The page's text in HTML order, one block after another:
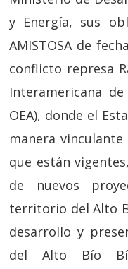
y Energía, sus
AMISTOSA de
conflicto represa
Interamericana
OEA), donde el
manera
que están
de nuevos
territorio del Alto
desarrollo y
del Alto Bío